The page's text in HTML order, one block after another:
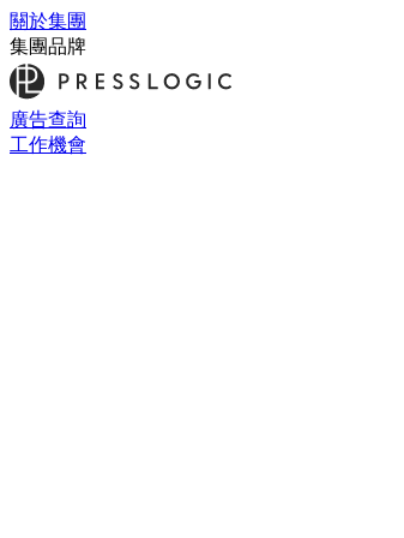
關於集團
集團品牌
廣告查詢
工作機會